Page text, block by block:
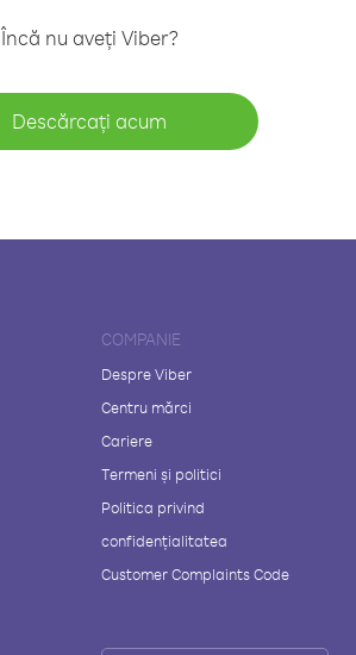
Încă nu aveți Viber?
Descărcați acum
COMPANIE
Despre Viber
Centru mărci
Cariere
Termeni și politici
Politica privind
confidențialitatea
Customer Complaints Code